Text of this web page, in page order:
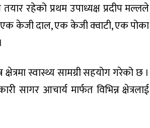
रहेको प्रथम उपाध्यक्ष प्रदीप मल्लले
एक केजी दाल, एक केजी क्वाटी, एक पोका
स्वास्थ्य सामग्री सहयोग गरेको छ ।
सागर आचार्य मार्फत विभिन्न क्षेत्रलाई